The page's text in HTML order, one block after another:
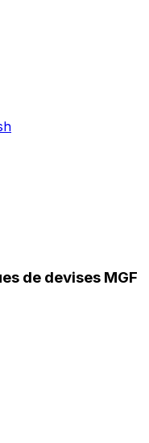
de devises MGF